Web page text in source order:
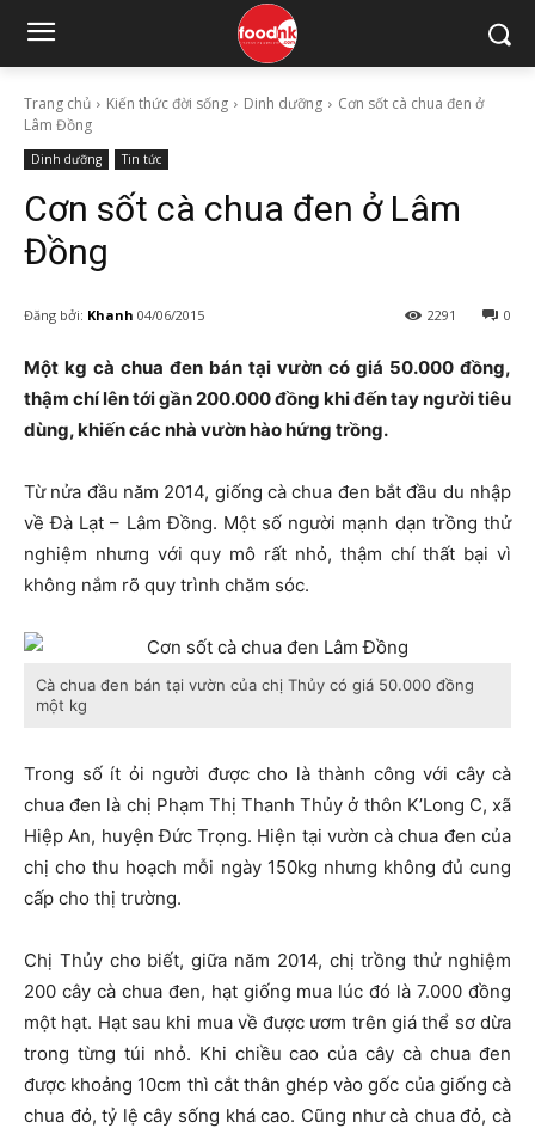
Trang chủ Kiến thức đời sống Dinh dưỡng
Cơn sốt cà chua đen ở
Lâm Đồng
Dinh dưỡng Tin tức
Cơn sốt cà chua đen ở Lâm
Đồng
Đăng bởi: Khanh 04/06/2015 0
2291
Một kg cà chua đen bán tại vườn có giá 50.000 đồng,
thậm chí lên tới gần 200.000 đồng khi đến tay người tiêu
dùng, khiến các nhà vườn hào hứng trồng.
Từ nửa đầu năm 2014, giống cà chua đen bắt đầu du nhập
về Đà Lạt – Lâm Đồng. Một số người mạnh dạn trồng thử
nghiệm nhưng với quy mô rất nhỏ, thậm chí thất bại vì
không nắm rõ quy trình chăm sóc.
Cà chua đen bán tại vườn của chị Thủy có giá 50.000 đồng
một kg
Trong số ít ỏi người được cho là thành công với cây cà
chua đen là chị Phạm Thị Thanh Thủy ở thôn K’Long C, xã
Hiệp An, huyện Đức Trọng. Hiện tại vườn cà chua đen của
chị cho thu hoạch mỗi ngày 150kg nhưng không đủ cung
cấp cho thị trường.
Chị Thủy cho biết, giữa năm 2014, chị trồng thử nghiệm
200 cây cà chua đen, hạt giống mua lúc đó là 7.000 đồng
một hạt. Hạt sau khi mua về được ươm trên giá thể sơ dừa
trong từng túi nhỏ. Khi chiều cao của cây cà chua đen
được khoảng 10cm thì cắt thân ghép vào gốc của giống cà
chua đỏ, tỷ lệ cây sống khá cao. Cũng như cà chua đỏ, cà